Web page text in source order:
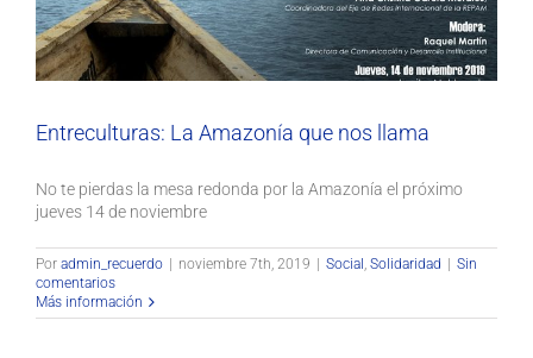
Social Solidaridad
Entreculturas: La Amazonía que nos llama
No te pierdas la mesa redonda por la Amazonía el próximo
jueves 14 de noviembre
Por admin_recuerdo | noviembre 7th, 2019 | Social Solidaridad | Sin
comentarios
Más información